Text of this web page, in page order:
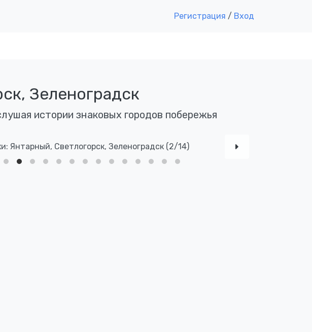
Регистрация / Вход
Зеленоградск
истории знаковых городов побережья